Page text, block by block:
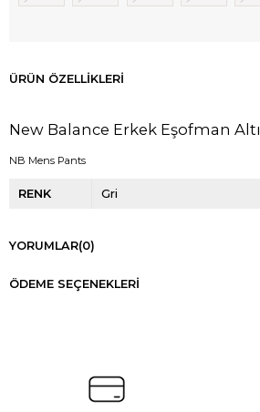
ÜRÜN ÖZELLIKLERI
New Balance Erkek Eşofman Altı
NB Mens Pants
RENK Gri
YORUMLAR(0)
ÖDEME SEÇENEKLERI